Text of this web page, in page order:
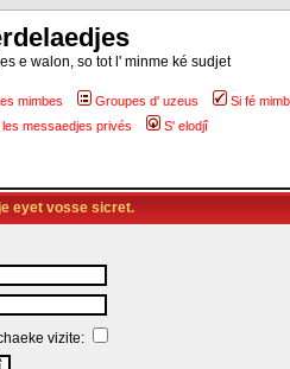
e walon, so tot l' minme ké sudjet
mimbes Groupes d' uzeus
Si fé
messaedjes privés S' elodjî
eyet vosse sicret.
vizite: